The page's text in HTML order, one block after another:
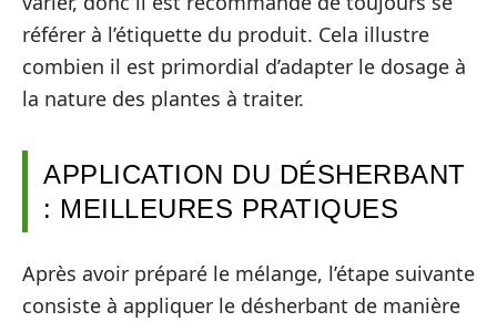
référer à l’étiquette du produit. Cela illustre
combien il est primordial d’adapter le dosage à
la nature des plantes à traiter.
APPLICATION DU DÉSHERBANT
: MEILLEURES PRATIQUES
Après avoir préparé le mélange, l’étape suivante
consiste à appliquer le désherbant de manière